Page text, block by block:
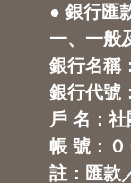
● 銀行匯
一、一般
銀行名稱
銀行代號
戶 名：
帳 號：０
註：匯款